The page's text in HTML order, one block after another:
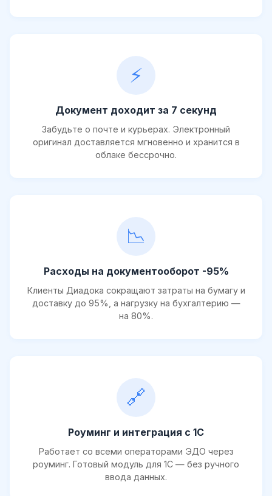
⚡
Документ доходит за 7 секунд
Забудьте о почте и курьерах. Электронный
оригинал доставляется мгновенно и хранится в
облаке бессрочно.
📉
Расходы на документооборот -95%
Клиенты Диадока сокращают затраты на бумагу и
доставку до 95%, а нагрузку на бухгалтерию —
на 80%.
🔗
Роуминг и интеграция с 1С
Работает со всеми операторами ЭДО через
роуминг. Готовый модуль для 1С — без ручного
ввода данных.